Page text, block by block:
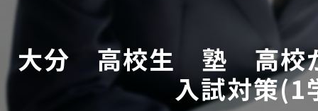
大分 高校生 塾 高校が
入試対策(1